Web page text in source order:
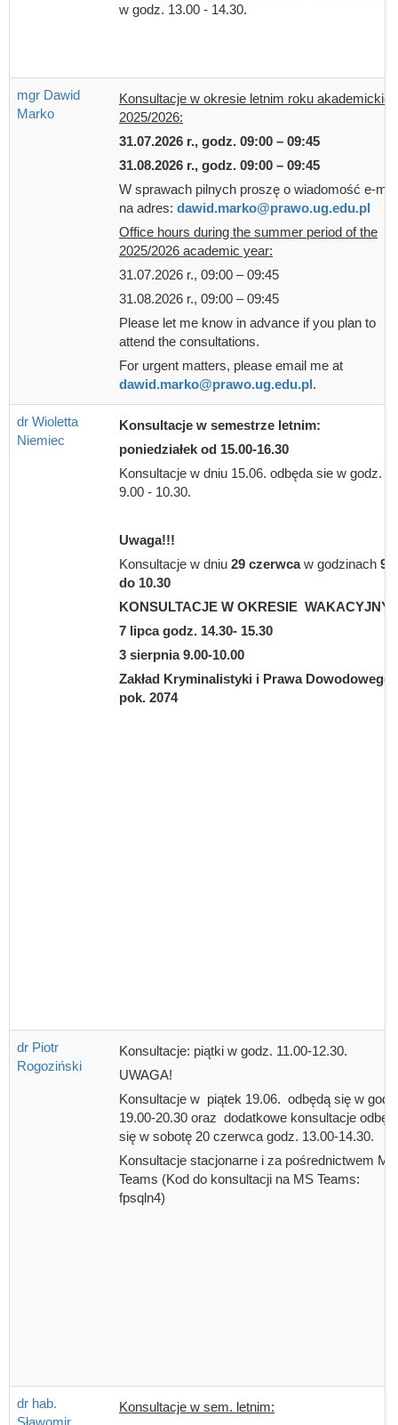
w godz. 13.00 - 14.30.
mgr Dawid
Marko
Konsultacje w okresie letnim roku
2025/2026:
31.07.2026 r., godz. 09:00 – 09:45
31.08.2026 r., godz. 09:00 – 09:45
W sprawach pilnych proszę o wiadomość e-
na adres: dawid.marko@prawo.ug.edu.pl
Office hours during the summer period of the
2025/2026 academic year:
31.07.2026 r., 09:00 – 09:45
31.08.2026 r., 09:00 – 09:45
Please let me know in advance if you plan to
attend the consultations.
For urgent matters, please email me at
dawid.marko@prawo.ug.edu.pl.
dr Wioletta
Niemiec
Konsultacje w semestrze letnim:
poniedziałek od 15.00-16.30
Konsultacje w dniu 15.06. odbęda sie w godz.
9.00 - 10.30.
Uwaga!!!
Konsultacje w dniu 29 czerwcaw godzinach
do 10.30
KONSULTACJE W OKRESIE
7 lipca godz. 14.30- 15.30
3 sierpnia 9.00-10.00
Zakład Kryminalistyki i Prawa Dowodowego
pok. 2074
dr Piotr
Rogoziński
Konsultacje: piątki w godz. 11.00-12.30.
UWAGA!
Konsultacje w piątek 19.06. odbędą się w
19.00-20.30 oraz dodatkowe konsultacje
się w sobotę 20 czerwca godz. 13.00-14.30.
Konsultacje stacjonarne i za pośrednictwem MS
Teams (Kod do konsultacji na MS Teams:
fpsqln4)
dr hab.
Sławomir
Konsultacje w sem. letnim: